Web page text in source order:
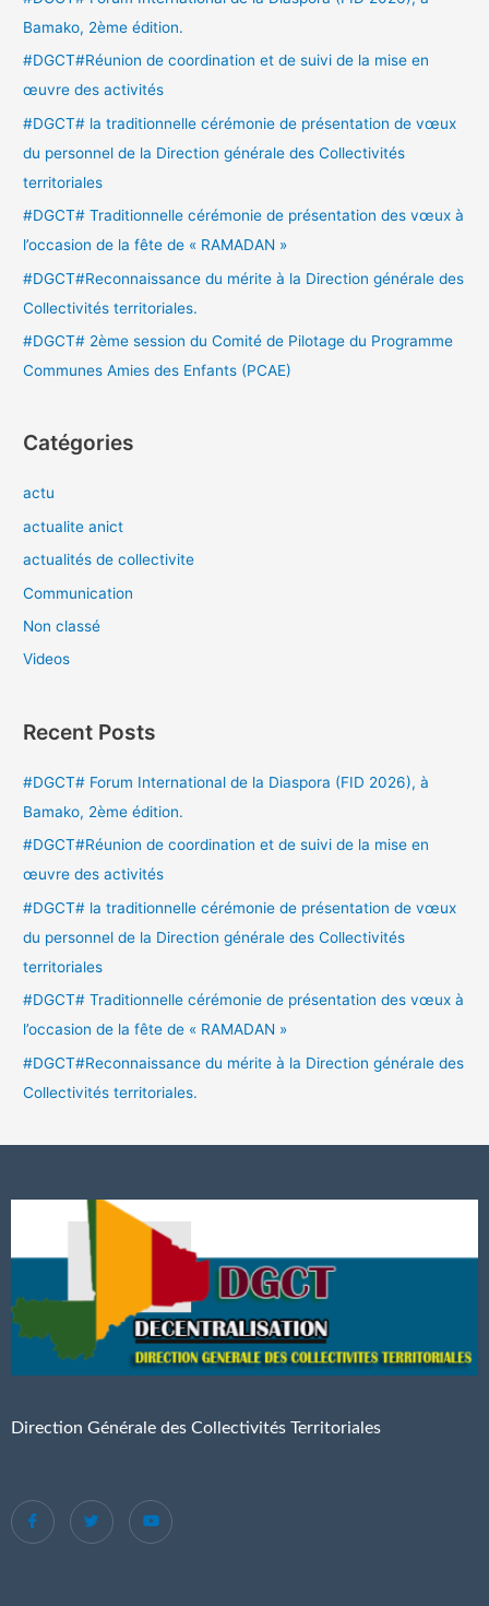
r
:
Bamako, 2ème édition.
#DGCT#Réunion de coordination et de suivi de la mise en
œuvre des activités
#DGCT# la traditionnelle cérémonie de présentation de vœux
du personnel de la Direction générale des Collectivités
territoriales
#DGCT# Traditionnelle cérémonie de présentation des vœux à
l’occasion de la fête de « RAMADAN »
#DGCT#Reconnaissance du mérite à la Direction générale des
Collectivités territoriales.
#DGCT# 2ème session du Comité de Pilotage du Programme
Communes Amies des Enfants (PCAE)
Catégories
actu
actualite anict
actualités de collectivite
Communication
Non classé
Videos
Recent Posts
#DGCT# Forum International de la Diaspora (FID 2026), à
Bamako, 2ème édition.
#DGCT#Réunion de coordination et de suivi de la mise en
œuvre des activités
#DGCT# la traditionnelle cérémonie de présentation de vœux
du personnel de la Direction générale des Collectivités
territoriales
#DGCT# Traditionnelle cérémonie de présentation des vœux à
l’occasion de la fête de « RAMADAN »
#DGCT#Reconnaissance du mérite à la Direction générale des
Collectivités territoriales.
Direction Générale des Collectivités Territoriales